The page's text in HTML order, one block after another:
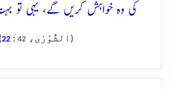
کی وہ خواہش کریں گے، یہی تو
(الشُّوْرٰی، 42
:
22
)